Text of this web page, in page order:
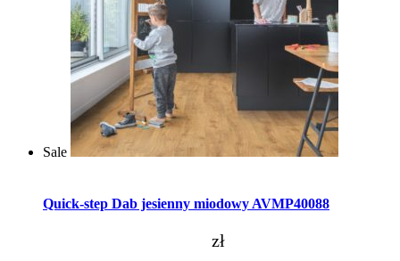
Sale
Quick-step Dab jesienny miodowy AVMP40088
zł